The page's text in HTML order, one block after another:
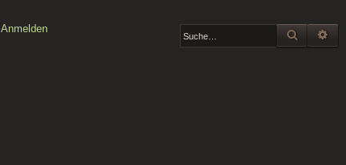
Anmelden SUCHE